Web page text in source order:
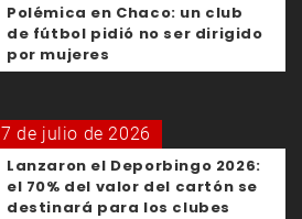
Polémica en Chaco: un club
de fútbol pidió no ser dirigido
por mujeres
7 de julio de 2026
Lanzaron el Deporbingo 2026:
el 70% del valor del cartón se
destinará para los clubes